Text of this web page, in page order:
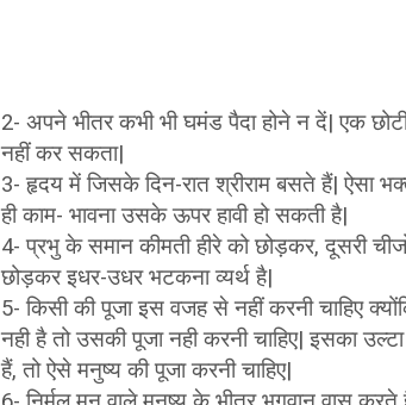
2- अपने भीतर कभी भी घमंड पैदा होने न दें| एक
नहीं कर सकता|
3- हृदय में जिसके दिन-रात श्रीराम बसते हैं| ऐसा
ही काम- भावना उसके ऊपर हावी हो सकती है|
4- प्रभु के समान कीमती हीरे को छोड़कर, दूसरी
छोड़कर इधर-उधर भटकना व्यर्थ है|
5- किसी की पूजा इस वजह से नहीं करनी चाहिए
नही है तो उसकी पूजा नही करनी चाहिए| इसका
हैं, तो ऐसे मनुष्य की पूजा करनी चाहिए|